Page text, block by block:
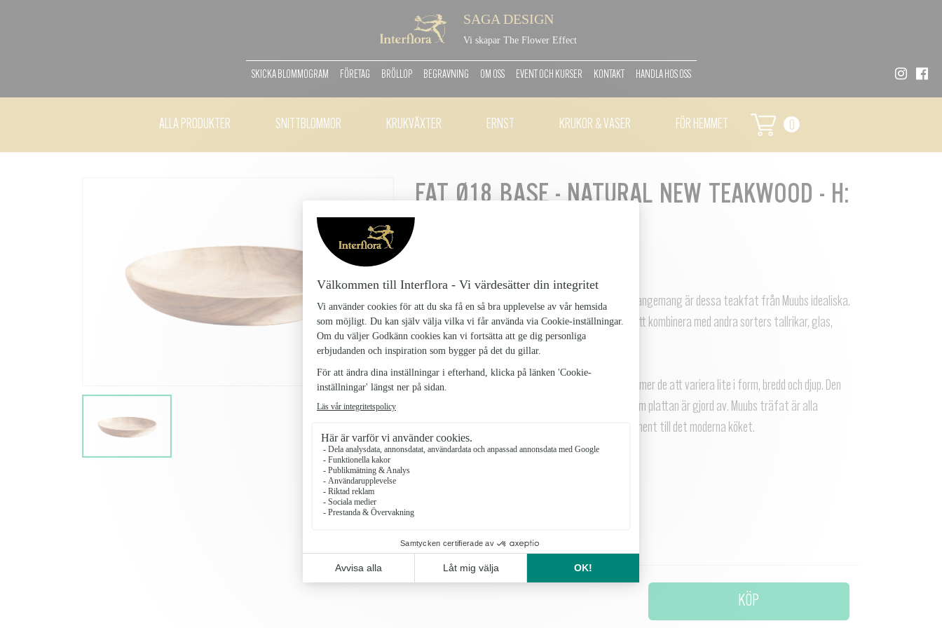
SAGA DESIGN
Vi skapar The Flower Effect
SKICKA BLOMMOGRAM FÖRETAG BRÖLLOP BEGRAVNING OM OSS EVENT OCH KURSER KONTAKT HANDLA HOS OSS
ALLA PRODUKTER SNITTBLOMMOR KRUKVÄXTER ERNST KRUKOR & VASER FÖR HEMMET 0
FAT Ø18 BASE - NATURAL NEW TEAKWOOD - H:
189 kr
Om du vill ha ett modernt, varmt och mysigt bordsarrangemang är dessa teakfat från Muubs idealiska.
Dessa fat ser bra ut bara på ett bord men går även att kombinera med andra sorters tallrikar, glas,
skålar etc. Kan även användas som ett ljusfat.
Eftersom varje fat är handgjord av naturligt trä kommer de att variera lite i form, bredd och djup. Den
naturliga tränyansen på plattan beror på den teak som plattan är gjord av. Muubs träfat är alla
livsmedelssäkra och kommer att vara ett bra komplement till det moderna köket.
KÖP